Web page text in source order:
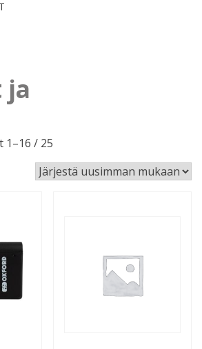
ja
1–16 / 25
by
latest